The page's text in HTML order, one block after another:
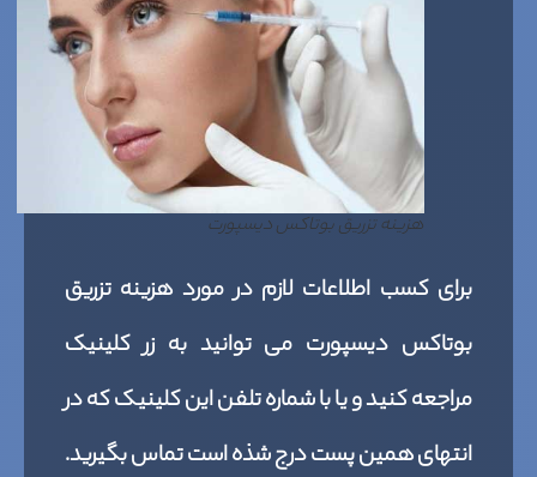
هزینه تزریق بوتاکس دیسپورت
برای کسب اطلاعات لازم در مورد هزینه تزریق
بوتاکس دیسپورت می توانید به زر کلینیک
مراجعه کنید و یا با شماره تلفن این کلینیک که در
انتهای همین پست درج شذه است تماس بگیرید.